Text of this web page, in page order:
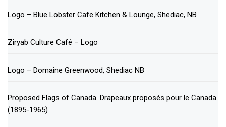
Logo – Blue Lobster Cafe Kitchen & Lounge, Shediac, NB
Ziryab Culture Café – Logo
Logo – Domaine Greenwood, Shediac NB
Proposed Flags of Canada. Drapeaux proposés pour le Canada.
(1895-1965)